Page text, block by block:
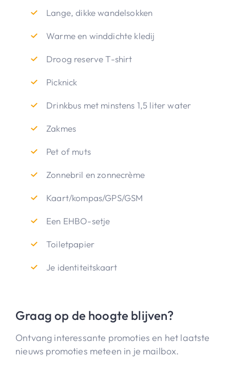
Lange, dikke wandelsokken
Warme en winddichte kledij
Droog reserve T-shirt
Picknick
Drinkbus met minstens 1,5 liter water
Zakmes
Pet of muts
Zonnebril en zonnecrème
Kaart/kompas/GPS/GSM
Een EHBO-setje
Toiletpapier
Je identiteitskaart
Graag op de hoogte blijven?
Ontvang interessante promoties en het laatste
nieuws promoties meteen in je mailbox.